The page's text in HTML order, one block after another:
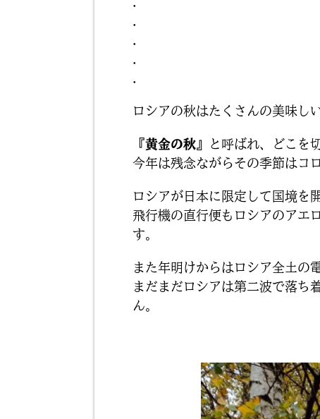
ロシアの秋はたくさんの美味し
『黄金の秋』
と呼ばれ、どこを
今年は残念ながらその季節はコ
ロシアが日本に限定して国境を
飛行機の直行便もロシアのアエ
す。
また年明けからはロシア全土の
まだまだロシアは第二波で落ち
ん。